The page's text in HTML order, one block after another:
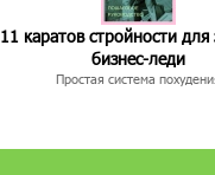
11 каратов стройности для
бизнес-леди
Простая система